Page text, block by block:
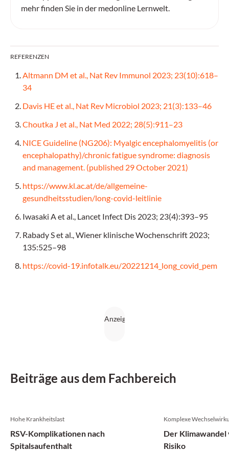
mehr finden Sie in der medonline Lernwelt.
REFERENZEN
Altmann DM et al., Nat Rev Immunol 2023; 23(10):618–
34
Davis HE et al., Nat Rev Microbiol 2023; 21(3):133–46
Choutka J et al., Nat Med 2022; 28(5):911–23
NICE Guideline (NG206): Myalgic encephalomyelitis (or
encephalopathy)/chronic fatigue syndrome: diagnosis
and management. (published 29 October 2021)
https://www.kl.ac.at/de/allgemeine-
gesundheitsstudien/long-covid-leitlinie
Iwasaki A et al., Lancet Infect Dis 2023; 23(4):393–95
Rabady S et al., Wiener klinische Wochenschrift 2023;
135:525–98
https://covid-19.infotalk.eu/20221214_long_covid_pem
Beiträge aus dem Fachbereich
Hohe Krankheitslast
RSV-Komplikationen nach
Spitalsaufenthalt
Komplexe
Der
Risiko